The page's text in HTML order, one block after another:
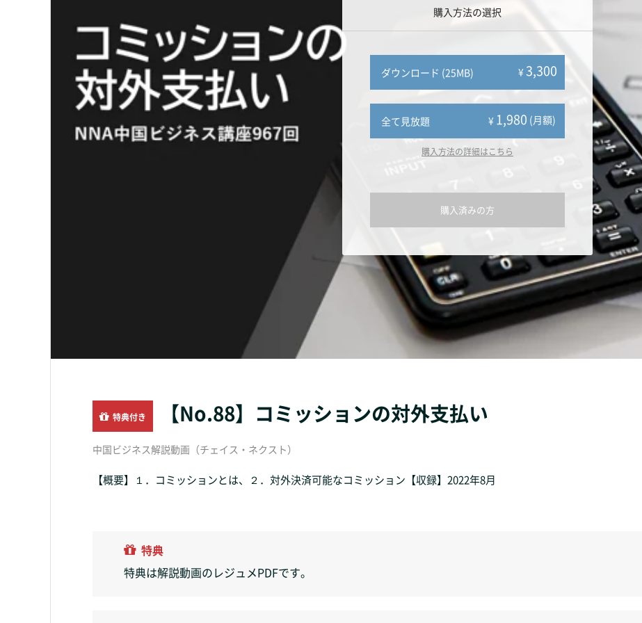
購入方法の選択
ダウンロード (25MB) ¥3,300
全て見放題 ¥ 1,980 (月額)
購入方法の詳細はこちら
購入済みの方
特典付き 【No.88】コミッションの対外支払い
中国ビジネス解説動画（チェイス・ネクスト）
【概要】１．コミッションとは、２．対外決済可能なコミッション【収録】2022年8月
特典
特典は解説動画のレジュメPDFです。